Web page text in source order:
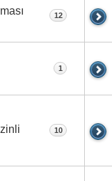
12
1
10